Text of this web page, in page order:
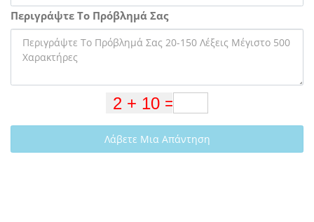
Περιγράψτε Το Πρόβλημά Σας
Λάβετε Μια Απάντηση